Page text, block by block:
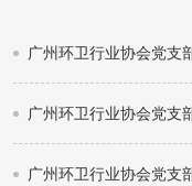
广州环卫行业协会党支
广州环卫行业协会党支
广州环卫行业协会党支